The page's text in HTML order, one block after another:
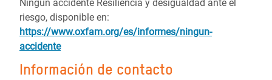
Ningún accidente Resiliencia y desigualdad ante el
riesgo, disponible en:
https://www.oxfam.org/es/informes/ningun-
accidente
Información de contacto